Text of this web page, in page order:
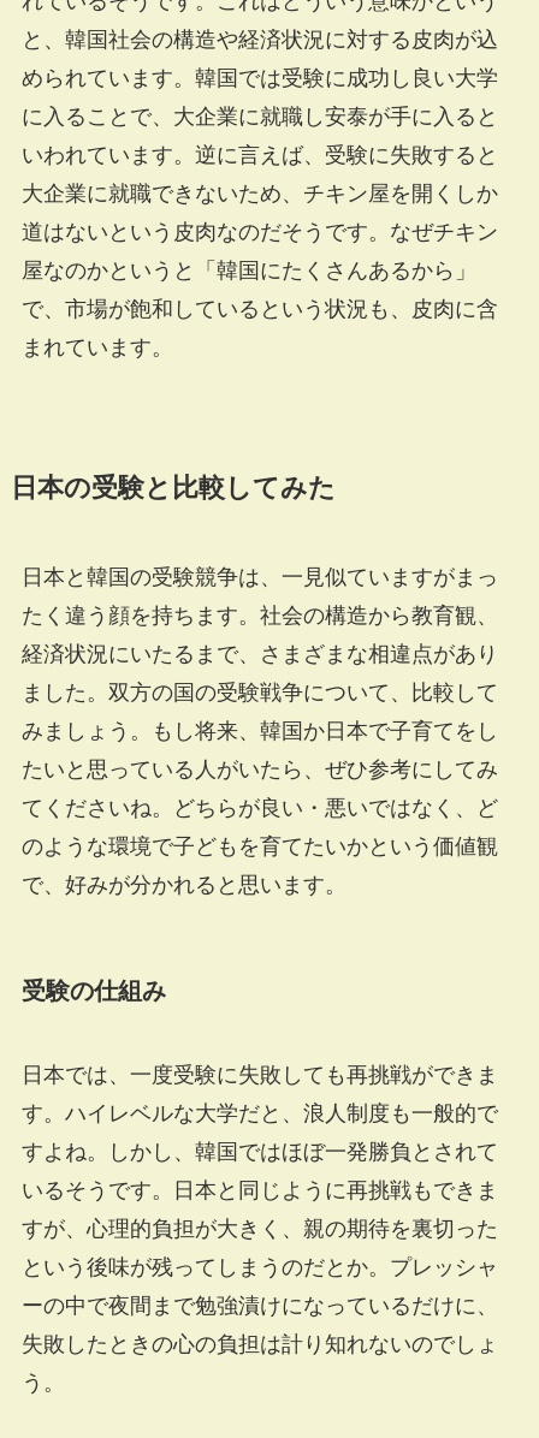
と、韓国社会の構造や経済状況に対する皮肉が込
められています。韓国では受験に成功し良い大学
に入ることで、大企業に就職し安泰が手に入ると
いわれています。逆に言えば、受験に失敗すると
大企業に就職できないため、チキン屋を開くしか
道はないという皮肉なのだそうです。なぜチキン
屋なのかというと「韓国にたくさんあるから」
で、市場が飽和しているという状況も、皮肉に含
まれています。
日本の受験と比較してみた
日本と韓国の受験競争は、一見似ていますがまっ
たく違う顔を持ちます。社会の構造から教育観、
経済状況にいたるまで、さまざまな相違点があり
ました。双方の国の受験戦争について、比較して
みましょう。もし将来、韓国か日本で子育てをし
たいと思っている人がいたら、ぜひ参考にしてみ
てくださいね。どちらが良い・悪いではなく、ど
のような環境で子どもを育てたいかという価値観
で、好みが分かれると思います。
受験の仕組み
日本では、一度受験に失敗しても再挑戦ができま
す。ハイレベルな大学だと、浪人制度も一般的で
すよね。しかし、韓国ではほぼ一発勝負とされて
いるそうです。日本と同じように再挑戦もできま
すが、心理的負担が大きく、親の期待を裏切った
という後味が残ってしまうのだとか。プレッシャ
ーの中で夜間まで勉強漬けになっているだけに、
失敗したときの心の負担は計り知れないのでしょ
う。